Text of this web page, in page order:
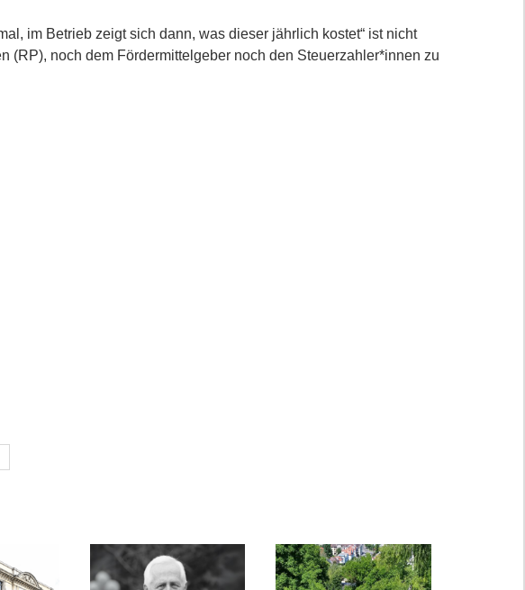
im Betrieb zeigt sich dann, was dieser jährlich kostet“ ist nicht
(RP), noch dem Fördermittelgeber noch den Steuerzahler*innen zu